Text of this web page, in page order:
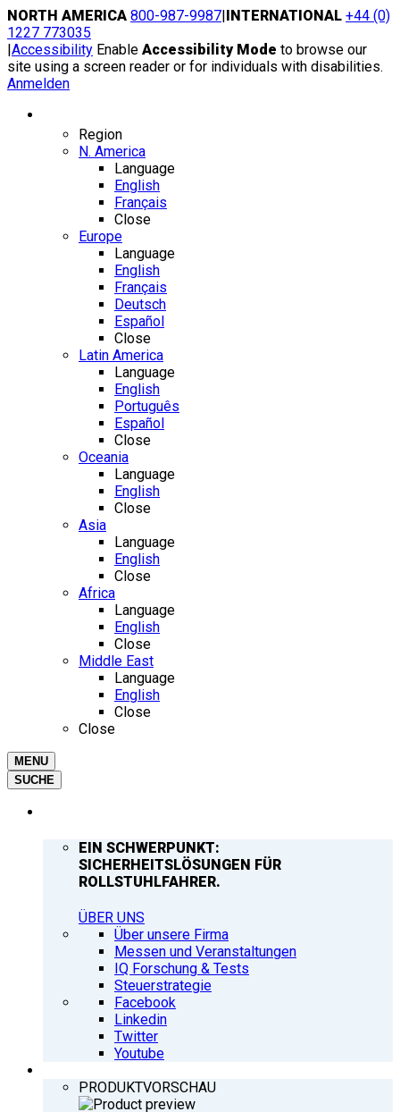
Skip
to
content
NORTH AMERICA 800-987-9987|INTERNATIONAL +44 (0)
1227 773035
|Accessibility Enable Accessibility Mode to browse our
site using a screen reader or for individuals with disabilities.
Anmelden
Region
N. America
Language
English
Français
Close
Europe
Language
English
Français
Deutsch
Español
Close
Latin America
Language
English
Português
Español
Close
Oceania
Language
English
Close
Asia
Language
English
Close
Africa
Language
English
Close
Middle East
Language
English
Close
Close
MENU
SUCHE
EIN SCHWERPUNKT:
SICHERHEITSLÖSUNGEN FÜR
ROLLSTUHLFAHRER.
ÜBER UNS
Über unsere Firma
Messen und Veranstaltungen
IQ Forschung & Tests
Steuerstrategie
Facebook
Linkedin
Twitter
Youtube
PRODUKTVORSCHAU